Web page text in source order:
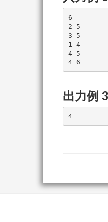
6
2 5
3 5
1 4
4 5
出力例 3
4